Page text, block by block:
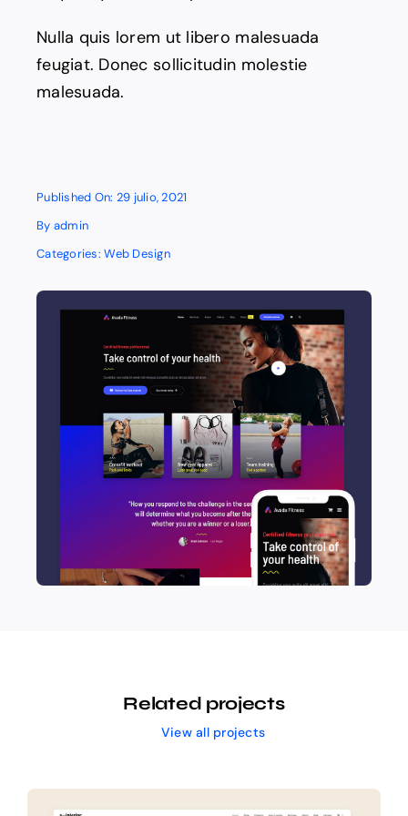
Nulla quis lorem ut libero malesuada
feugiat. Donec sollicitudin molestie
malesuada.
Published On: 29 julio, 2021
By admin
Categories:Web Design
Related projects
View all projects